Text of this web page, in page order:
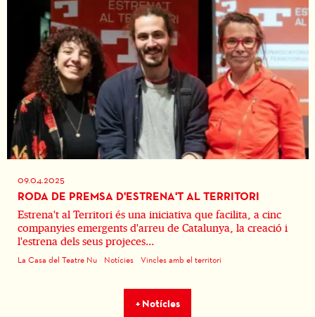
09.04.2025
RODA DE PREMSA D'ESTRENA'T AL TERRITORI
Estrena't al Territori és una iniciativa que facilita, a cinc
companyies emergents d'arreu de Catalunya, la creació i
l'estrena dels seus projeces...
La Casa del Teatre Nu Notícies Vincles amb el territori
+ Notícies